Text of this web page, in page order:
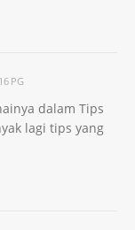
PG
dalam Tips
lagi tips yang